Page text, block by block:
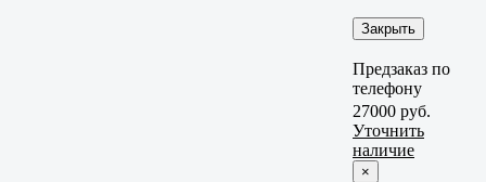
Закрыть
Предзаказ по
телефону
27000 руб.
Уточнить
наличие
×